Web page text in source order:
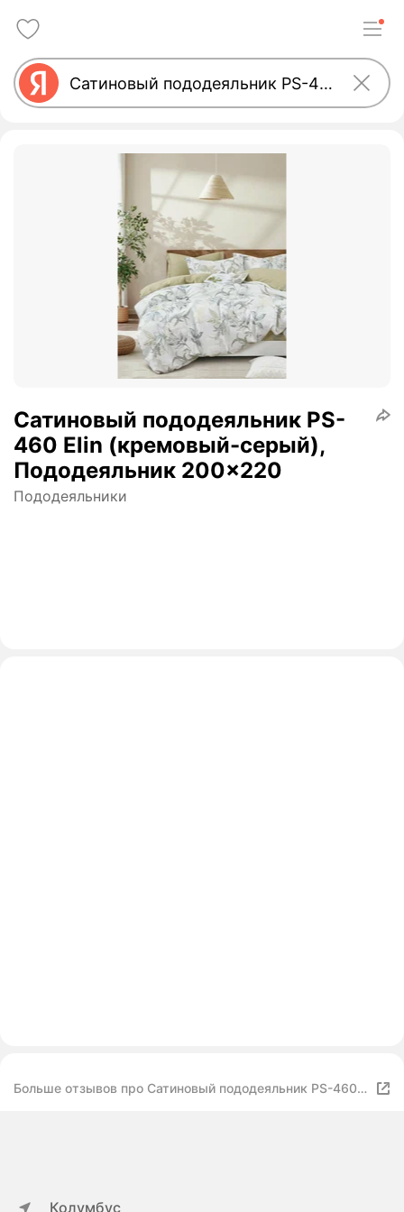
Сатиновый пододеяльник PS-
460 Elin (кремовый-серый),
Пододеяльник 200x220
Пододеяльники
Больше отзывов про Сатиновый пододеяльник PS-460
Колумбус